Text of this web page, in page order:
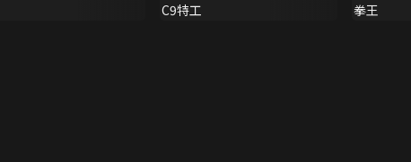
C9特工 拳王